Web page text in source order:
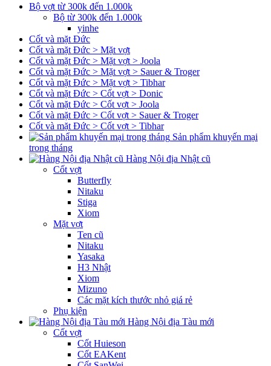
Bộ vợt từ 300k đến 1.000k
Bộ từ 300k đến 1.000k
yinhe
Cốt và mặt Đức
Cốt và mặt Đức > Mặt vợt
Cốt và mặt Đức > Mặt vợt > Joola
Cốt và mặt Đức > Mặt vợt > Sauer & Troger
Cốt và mặt Đức > Mặt vợt > Tibhar
Cốt và mặt Đức > Cốt vợt > Donic
Cốt và mặt Đức > Cốt vợt > Joola
Cốt và mặt Đức > Cốt vợt > Sauer & Troger
Cốt và mặt Đức > Cốt vợt > Tibhar
Sản phẩm khuyến mại
trong tháng
Hàng Nội địa Nhật cũ
Cốt vợt
Butterfly
Nitaku
Stiga
Xiom
Mặt vợt
Ten cũ
Nitaku
Yasaka
H3 Nhật
Xiom
Mizuno
Các mặt kích thước nhỏ giá rẻ
Phụ kiện
Hàng Nội địa Tàu mới
Cốt vợt
Cốt Huieson
Cốt EAKent